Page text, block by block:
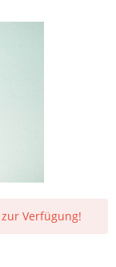
Verfügung!